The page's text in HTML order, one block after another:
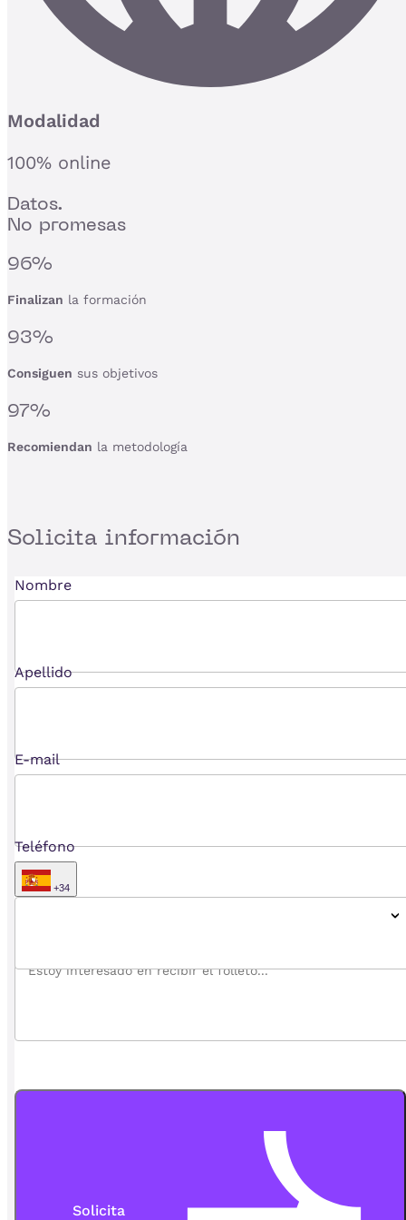
Modalidad
100% online
Datos.
No promesas
96%
Finalizan la formación
93%
Consiguen sus objetivos
97%
Recomiendan la metodología
Solicita información